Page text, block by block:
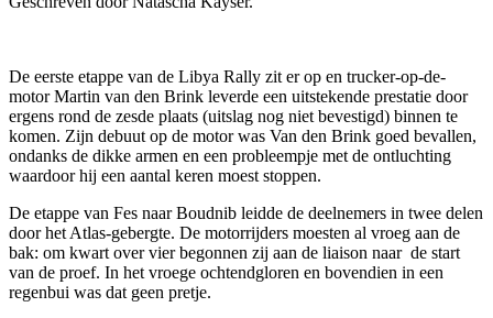
De eerste etappe van de Libya Rally zit er op en trucker-op-de-
motor Martin van den Brink leverde een uitstekende prestatie door
ergens rond de zesde plaats (uitslag nog niet bevestigd) binnen te
komen. Zijn debuut op de motor was Van den Brink goed bevallen,
ondanks de dikke armen en een probleempje met de ontluchting
waardoor hij een aantal keren moest stoppen.
De etappe van Fes naar Boudnib leidde de deelnemers in twee delen
door het Atlas-gebergte. De motorrijders moesten al vroeg aan de
bak: om kwart over vier begonnen zij aan de liaison naar de start
van de proef. In het vroege ochtendgloren en bovendien in een
regenbui was dat geen pretje.